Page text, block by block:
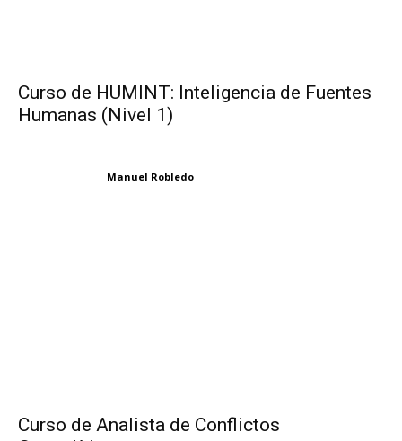
Curso de HUMINT: Inteligencia de Fuentes
Humanas (Nivel 1)
Manuel Robledo
Curso de Analista de Conflictos